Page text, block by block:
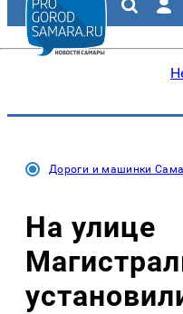
Дороги и машинки
На улице